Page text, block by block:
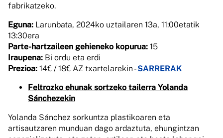
fabrikatzeko.
Eguna: Larunbata, 2024ko uztailaren 13a, 11:00etatik
13:30era
Parte-hartzaileen gehieneko kopurua: 15
Iraupena: Bi ordu eta erdi
Prezioa: 14€ / 18€ AZ txartelarekin -SARRERAK
Feltrozko ehunak sortzeko tailerra Yolanda
Sánchezekin
Yolanda Sánchez sorkuntza plastikoaren eta
artisautzaren munduan dago ardaztuta, ehungintzan